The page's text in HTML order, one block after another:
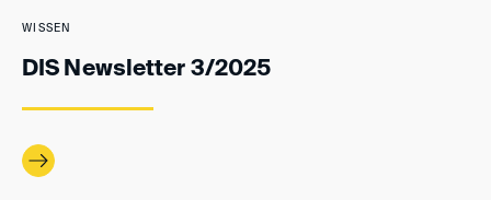
WISSEN
DIS Newsletter 3/2025